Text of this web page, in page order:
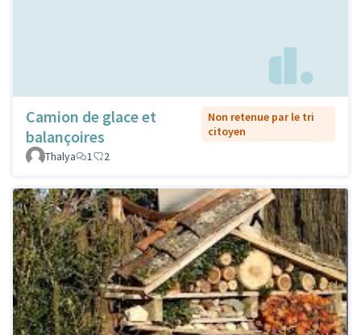
Camion de glace et
balançoires
Non retenue par le tri
citoyen
Thalya
1 2